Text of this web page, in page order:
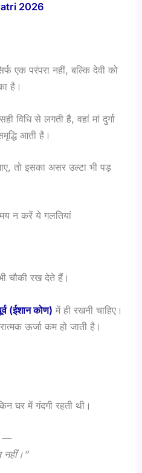
2026
एक परंपरा नहीं, बल्कि देवी को
है।
विधि से लगती है, वहां मां दुर्गा
आती है।
तो इसका असर उल्टा भी पड़
न करें ये गलतियां
चौकी रख देते हैं।
(ईशान कोण) में ही रखनी चाहिए।
ऊर्जा कम हो जाती है।
घर में गंदगी रहती थी।
—
नहीं।”